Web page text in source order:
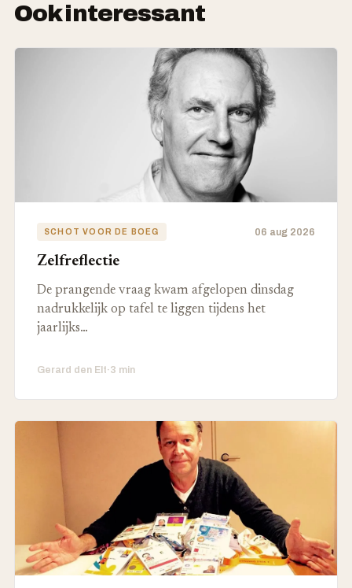
Ook interessant
SCHOT VOOR DE BOEG 06 aug 2026
Zelfreflectie
De prangende vraag kwam afgelopen dinsdag
nadrukkelijk op tafel te liggen tijdens het
jaarlijks…
Gerard den Elt·3 min